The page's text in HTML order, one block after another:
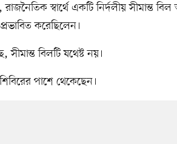
স্বার্থে একটি নির্দলীয় সীমান্ত
করেছিলেন।
বিলটি যথেষ্ট নয়।
পাশে থেকেছেন।